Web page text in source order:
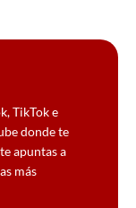
TikTok e
donde te
apuntas a
más